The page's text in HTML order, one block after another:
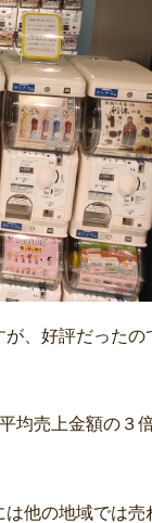
、好評だった
均売上金額の３
他の地域では